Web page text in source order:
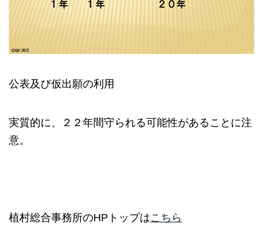
公表及び仮出願の利用
実質的に、２２年間守られる可能性があることに注
意。
植村総合事務所のHPトップはこちら